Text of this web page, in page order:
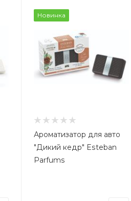
Новинка
Ароматизатор для авто
"Дикий кедр" Esteban
Parfums